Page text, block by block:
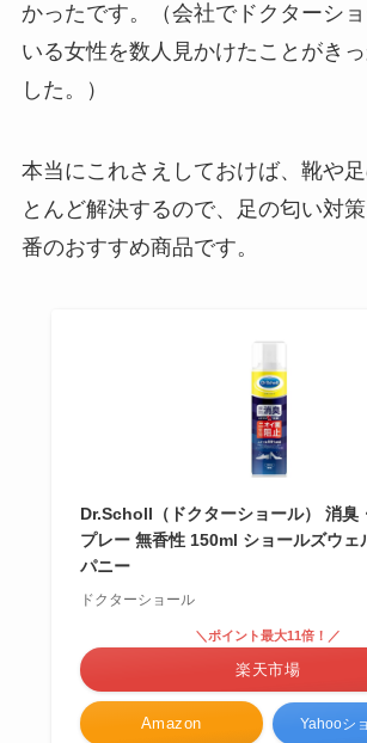
かったです。（会社でドクターシ
いる女性を数人見かけたことがき
した。）
本当にこれさえしておけば、靴や
とんど解決するので、足の匂い対
番のおすすめ商品です。
Dr.Scholl（ドクターショール） 消臭
プレー 無香性 150ml ショールズウェ
パニー
ドクターショール
Amazon
＼ポイント最大11倍！／
楽天市場
Yahooシ